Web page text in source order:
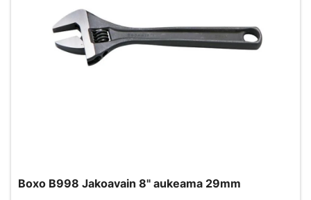
Boxo B998 Jakoavain 8" aukeama 29mm